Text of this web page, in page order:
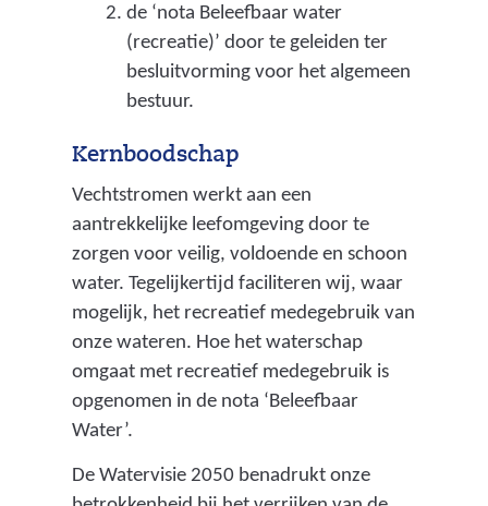
n
s
a
t
i
e
g
e
v
de ‘nota Beleefbaar water
(recreatie)’ door te geleiden ter
besluitvorming voor het algemeen
bestuur.
Kernboodschap
Vechtstromen werkt aan een
aantrekkelijke leefomgeving door te
zorgen voor veilig, voldoende en schoon
water. Tegelijkertijd faciliteren wij, waar
mogelijk, het recreatief medegebruik van
onze wateren. Hoe het waterschap
omgaat met recreatief medegebruik is
opgenomen in de nota ‘Beleefbaar
Water’.
De Watervisie 2050 benadrukt onze